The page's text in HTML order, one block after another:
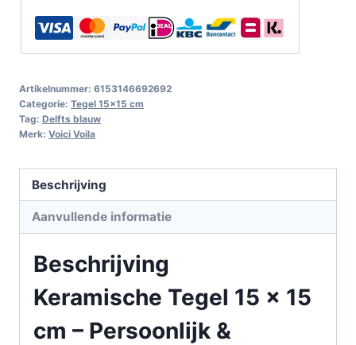
Artikelnummer: 6153146692692
Categorie: Tegel 15x15 cm
Tag: Delfts blauw
Merk: Voici Voila
Beschrijving
Aanvullende informatie
Beschrijving
Keramische Tegel 15 x 15
cm – Persoonlijk &